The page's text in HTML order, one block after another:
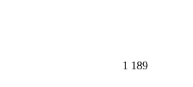
1 189